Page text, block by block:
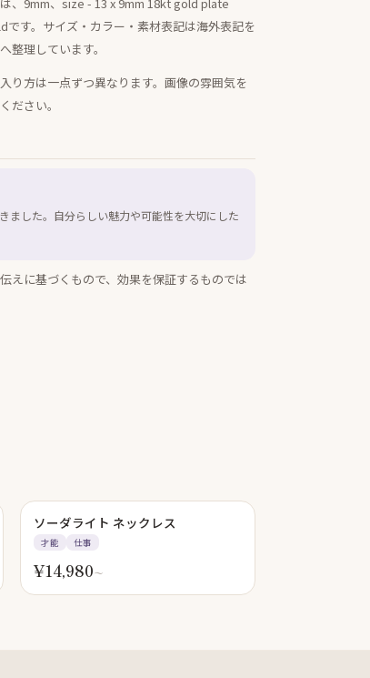
す。サイズ・カラー・素材表記は海外表記を
整理しています。
り方は一点ずつ異なります。画像の雰囲気を
ださい。
ました。自分らしい魅力や可能性を大切にした
えに基づくもので、効果を保証するものでは
ソーダライト ネックレス
才能 仕事
¥14,980〜